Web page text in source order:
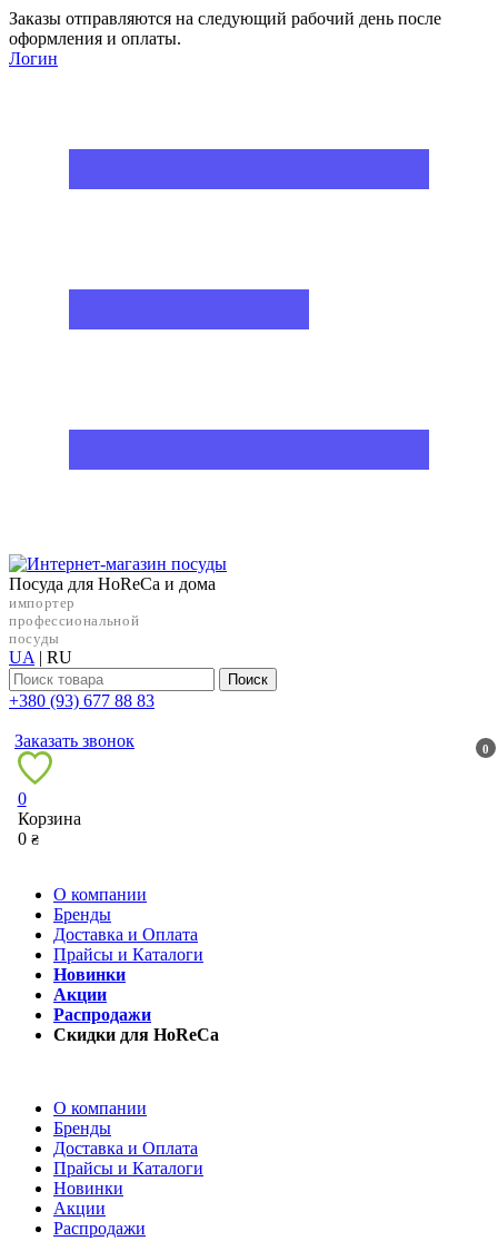
Заказы отправляются на следующий рабочий день после
оформления и оплаты.
Логин
Посуда для HoReCa и дома
импортер
профессиональной
посуды
UA | RU
Поиск
+38‎0 (93) 677 88 83
Заказать звонок 0
0
Корзина
0 ₴
О компании
Бренды
Доставка и Оплата
Прайсы и Каталоги
Новинки
Акции
Распродажи
Скидки для HoReCa
О компании
Бренды
Доставка и Оплата
Прайсы и Каталоги
Новинки
Акции
Распродажи